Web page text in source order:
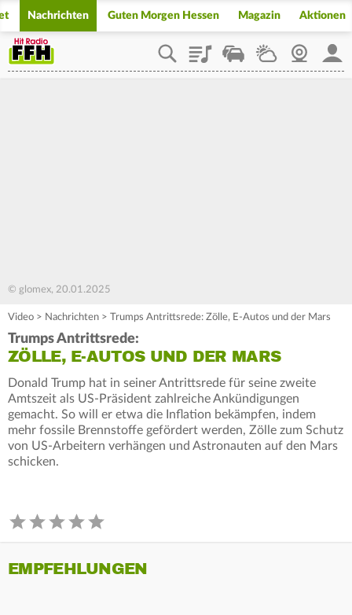
Nachrichten Guten Morgen Hessen Magazin Aktionen
PlaylistStaupilotWetterWebcam
© glomex, 20.01.2025
Video > Nachrichten > Trumps Antrittsrede: Zölle, E-Autos und der Mars
Trumps Antrittsrede:
ZÖLLE, E-AUTOS UND DER MARS
Donald Trump hat in seiner Antrittsrede für seine zweite
Amtszeit als US-Präsident zahlreiche Ankündigungen
gemacht. So will er etwa die Inflation bekämpfen, indem
mehr fossile Brennstoffe gefördert werden, Zölle zum Schutz
von US-Arbeitern verhängen und Astronauten auf den Mars
schicken.
EMPFEHLUNGEN